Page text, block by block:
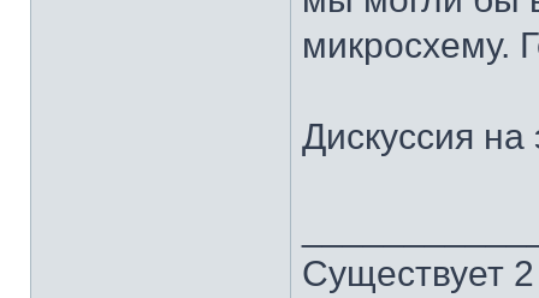
микросхему.
Дискуссия
Существует